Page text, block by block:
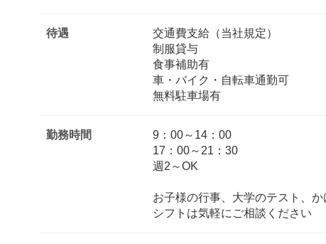
待遇
交通費支給（当社規定）
制服貸与
食事補助有
車・バイク・自転車通勤可
無料駐車場有
勤務時間
9：00～14：00
17：00～21：30
週2～OK
お子様の行事、大学のテスト、
シフトは気軽にご相談ください